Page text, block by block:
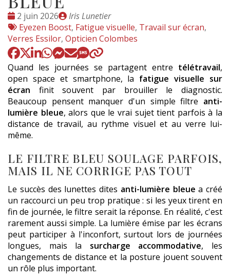
Date
:
2 juin 2026
Publié
par
Iris Lunetier
Tags
:
Eyezen Boost, Fatigue visuelle, Travail sur écran,
Verres Essilor, Opticien Colombes
Quand les journées se partagent entre télétravail,
open space et smartphone, la fatigue visuelle sur
écran finit souvent par brouiller le diagnostic.
Beaucoup pensent manquer d'un simple filtre anti-
lumière bleue, alors que le vrai sujet tient parfois à la
distance de travail, au rythme visuel et au verre lui-
même.
LE FILTRE BLEU SOULAGE PARFOIS,
MAIS IL NE CORRIGE PAS TOUT
Le succès des lunettes dites anti-lumière bleue a créé
un raccourci un peu trop pratique : si les yeux tirent en
fin de journée, le filtre serait la réponse. En réalité, c'est
rarement aussi simple. La lumière émise par les écrans
peut participer à l'inconfort, surtout lors de journées
longues, mais la surcharge accommodative, les
changements de distance et la posture jouent souvent
un rôle plus important.